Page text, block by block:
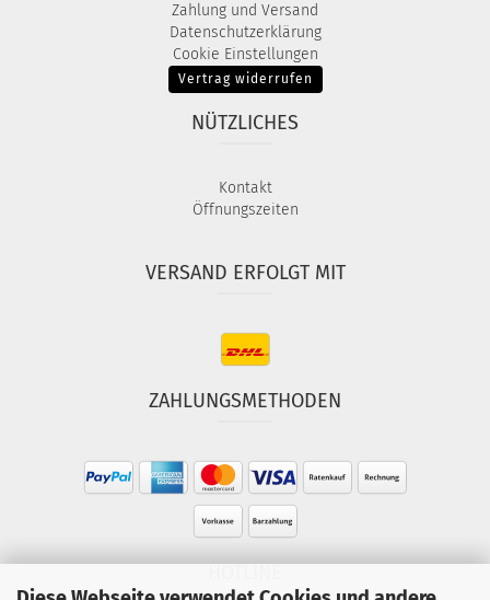
Zahlung und Versand
Datenschutzerklärung
Cookie Einstellungen
Vertrag widerrufen
NÜTZLICHES
Kontakt
Öffnungszeiten
VERSAND ERFOLGT MIT
ZAHLUNGSMETHODEN